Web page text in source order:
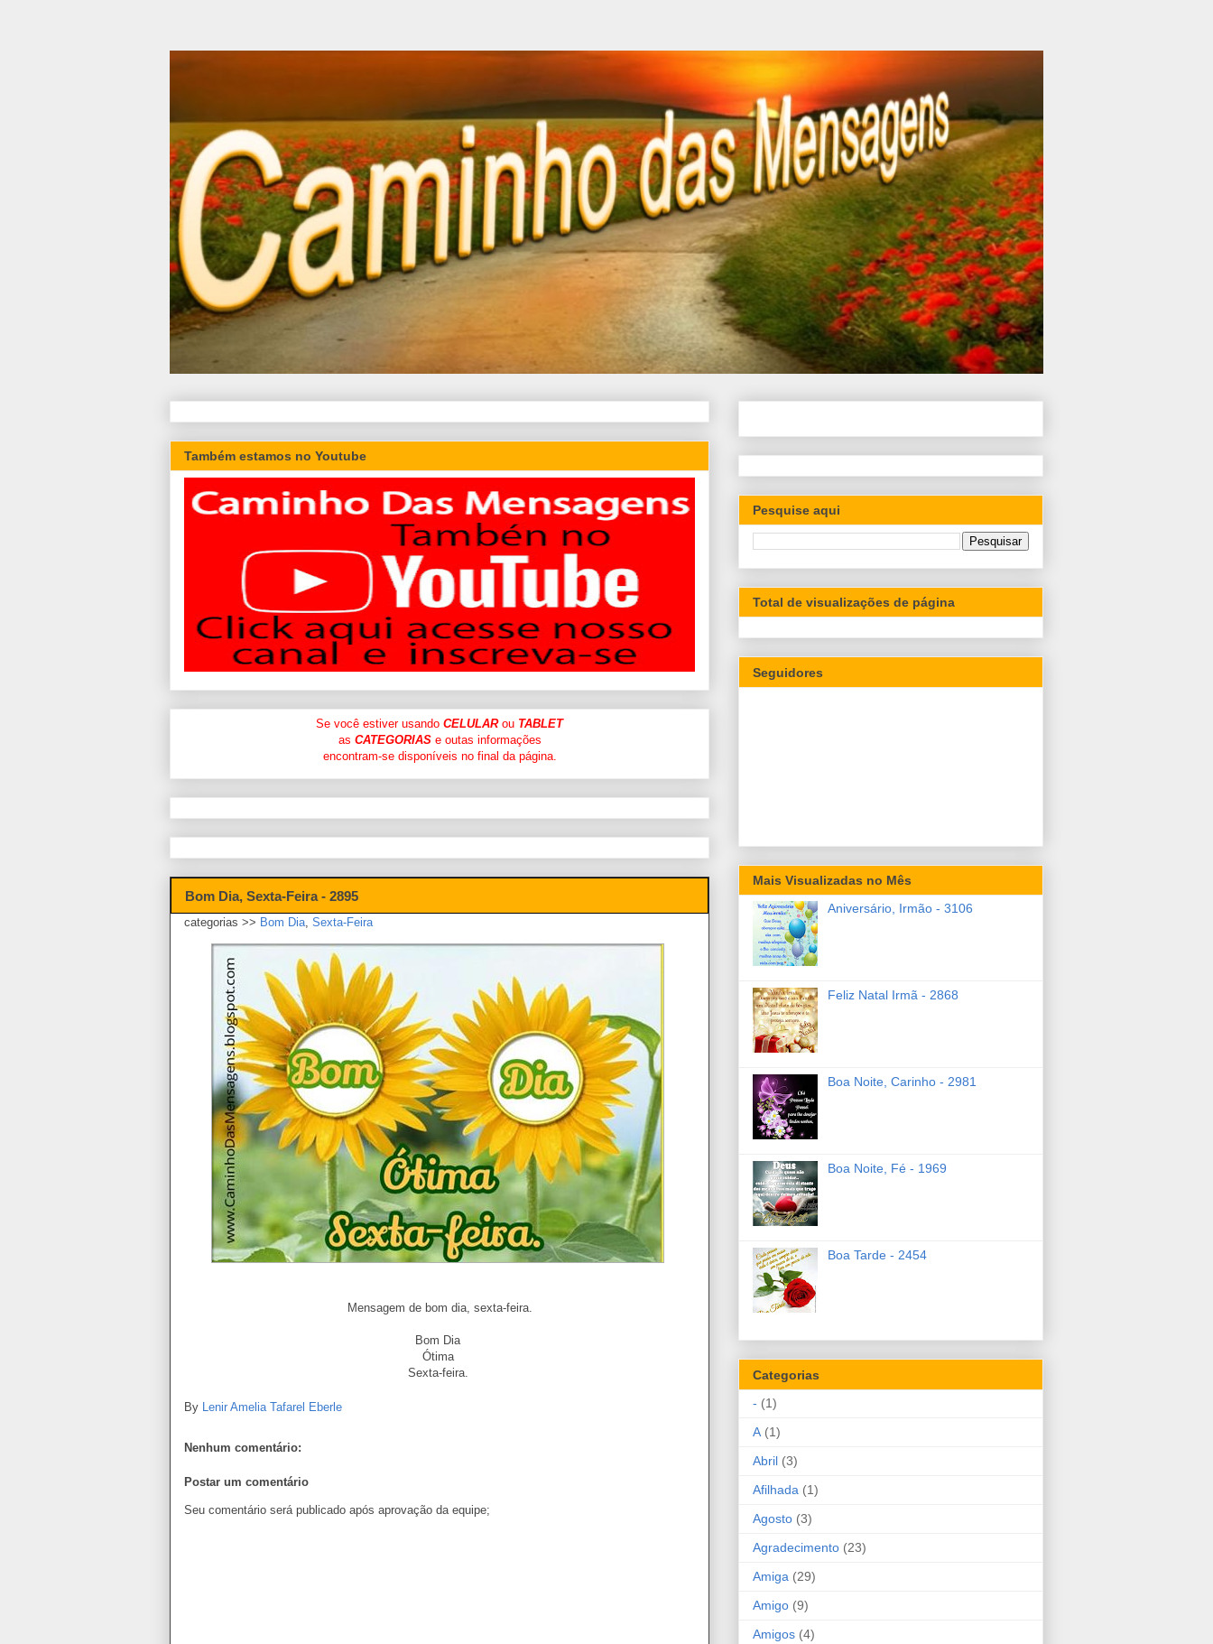
Também estamos no Youtube
Se você estiver usando CELULARou TABLET
as CATEGORIASe outas informações
encontram-se disponíveis no final da página.
Bom Dia, Sexta-Feira - 2895
categorias >> Bom Dia Sexta-Feira
Mensagem de bom dia, sexta-feira.
Bom Dia
Ótima
Sexta-feira.
By Lenir Amelia Tafarel Eberle
Nenhum comentário:
Postar um comentário
Seu comentário será publicado após aprovação da equipe;
Pesquise aqui
Total de visualizações de página
Seguidores
Mais Visualizadas no Mês
Aniversário, Irmão - 3106
Feliz Natal Irmã - 2868
Boa Noite, Carinho - 2981
Boa Noite, Fé - 1969
Boa Tarde - 2454
Categorias
- (1)
A (1)
Abril (3)
Afilhada (1)
Agosto (3)
Agradecimento (23)
Amiga (29)
Amigo (9)
Amigos (4)